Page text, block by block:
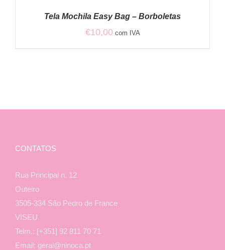
DETALHESTela Mochila Easy Bag – Borboletas
€10,00 com IVA
CONTATOS
Rua Principal n. 12
Outeiro
3505-334 São Pedro de France
VISEU
Telm.: [+351] 92 811 70 71
Email: geral@ninoca.pt